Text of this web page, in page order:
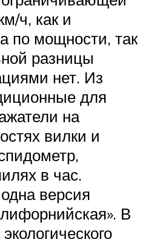
ч, как и
по мощности, так
разницы
нет. Из
для
на
вилки и
в час.
версия
В